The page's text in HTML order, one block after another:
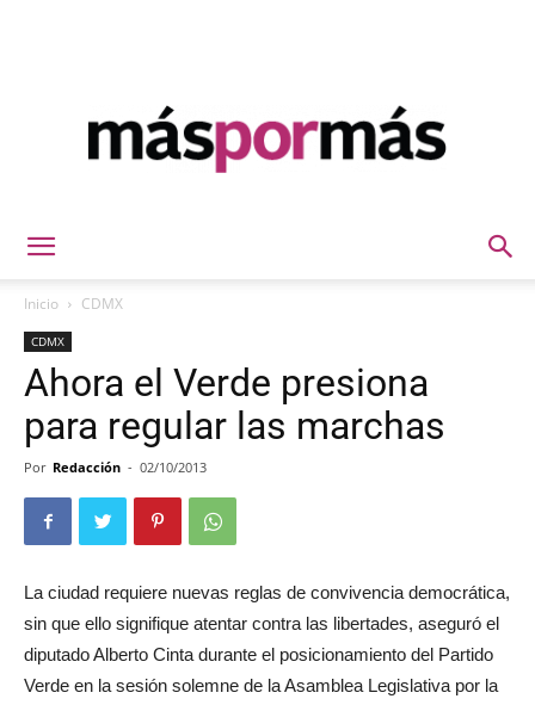
Inicio CDMX
CDMX
Ahora el Verde presiona
para regular las marchas
Por Redacción - 02/10/2013
La ciudad requiere nuevas reglas de convivencia democrática,
sin que ello signifique atentar contra las libertades, aseguró el
diputado Alberto Cinta durante el posicionamiento del Partido
Verde en la sesión solemne de la Asamblea Legislativa por la